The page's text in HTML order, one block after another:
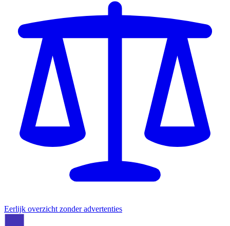
Eerlijk overzicht zonder advertenties